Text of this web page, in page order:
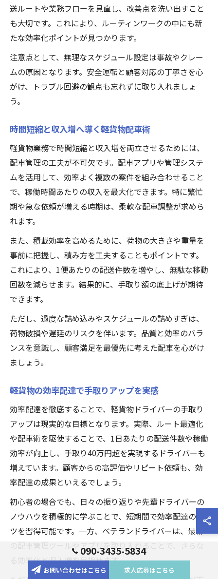
送ルートや業務フローを見直し、改善点を洗い出すこと
も大切です。これにより、ルーティンワークの中にも新
たな効率化ポイントが見つかります。
注意点として、無理なスケジュール設定は事故やクレー
ムの原因となります。安全運転と顧客対応の丁寧さを心
がけ、トラブル回避の観点も忘れずに取り入れましょ
う。
時間短縮と収入増へ導く軽貨物配車術
軽貨物業務で時間短縮と収入増を両立させるためには、
配車管理の工夫が不可欠です。配車アプリや管理システ
ムを活用して、効率よく複数の案件を組み合わせること
で、稼働時間あたりの収入を最大化できます。特に繁忙
期や急な依頼が増える時期は、柔軟な配車調整が求めら
れます。
また、積載効率を高めるために、荷物の大きさや重量を
事前に把握し、積み方を工夫することもポイントです。
これにより、1便あたりの配送件数を増やし、無駄な移動
回数を減らせます。結果的に、手取り額の底上げが期待
できます。
ただし、過度な詰め込みやスケジュールの詰めすぎは、
荷物破損や遅延のリスクを伴います。品質と効率のバラ
ンスを意識し、顧客満足を最優先に考えた配車を心がけ
ましょう。
軽貨物の効率配達で手取りアップを実感
効率配達を徹底することで、軽貨物ドライバーの手取り
アップは現実的な目標となります。実際、ルート最適化
や配車術を駆使することで、1日あたりの配送件数や稼働
効率が向上し、手取り40万円超を実現するドライバーも
増えています。顧客からの高評価やリピート依頼も、効
率配達の成果といえるでしょう。
初心者の場合でも、日々の振り返りや先輩ドライバーの
ノウハウを積極的に学ぶことで、短期間で効率配達のコ
ツを習得可能です。一方、ベテランドライバーは、最新
の配車管理ツールやアプリを取り入れることで、さらな
る効率化と収入増を目指せます。
090-3435-5834
お問い合わせはこちら 求人応募はこちら